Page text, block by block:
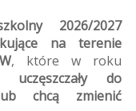
2026/2027
na terenie
, które w roku
uczęszczały do
chcą zmienić